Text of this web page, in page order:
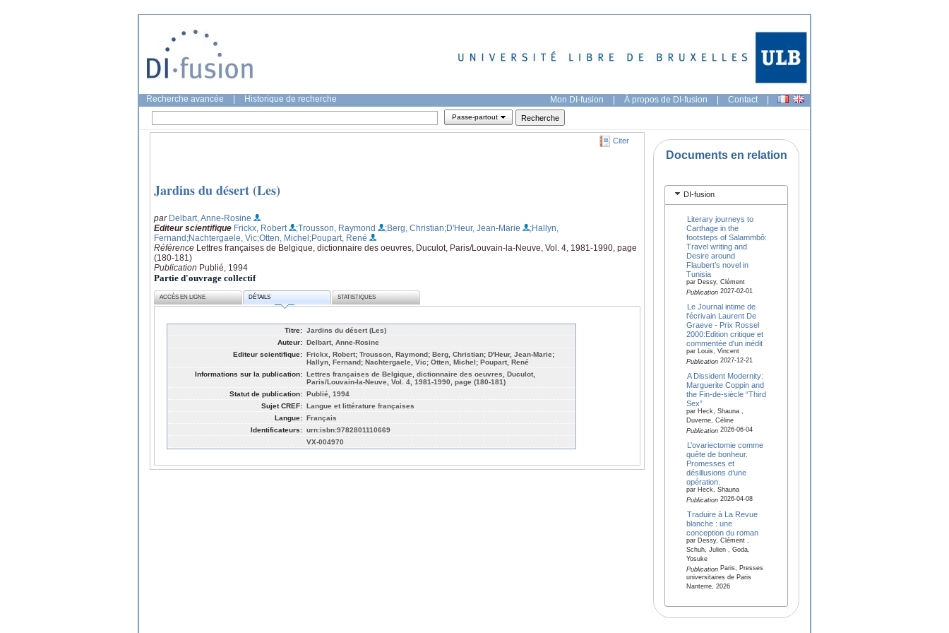
Recherche avancée Historique de recherche Mon DI-fusion | À propos de DI-fusion | Contact |
Passe-partout
Citer
Jardins du désert (Les)
par Delbart, Anne-Rosine
Editeur scientifique Frickx, Robert ;Trousson, Raymond ;Berg, Christian;D'Heur, Jean-Marie
;Hallyn,
Fernand;Nachtergaele, Vic;Otten, Michel;Poupart, René
Référence Lettres françaises de Belgique, dictionnaire des oeuvres, Duculot, Paris/Louvain-la-Neuve, Vol. 4, 1981-1990, page
(180-181)
Publication Publié, 1994
Partie d'ouvrage collectif
ACCÈS EN LIGNE DÉTAILS STATISTIQUES
Titre: Jardins du désert (Les)
Auteur: Delbart, Anne-Rosine
Editeur scientifique: Frickx, Robert; Trousson, Raymond; Berg, Christian; D'Heur, Jean-Marie;
Hallyn, Fernand; Nachtergaele, Vic; Otten, Michel; Poupart, René
Informations sur la publication: Lettres françaises de Belgique, dictionnaire des oeuvres, Duculot,
Paris/Louvain-la-Neuve, Vol. 4, 1981-1990, page (180-181)
Statut de publication: Publié, 1994
Sujet CREF: Langue et littérature françaises
Langue: Français
Identificateurs: urn:isbn:9782801110669
VX-004970
Documents en relation
DI-fusion
Literary journeys to
Carthage in the
footsteps of Salammbô:
Travel writing and
Desire around
Flaubert’s novel in
Tunisia
par Dessy, Clément
Publication2027-02-01
Le Journal intime de
l'écrivain Laurent De
Graeve - Prix Rossel
2000:Edition critique et
commentée d'un inédit
par Louis, Vincent
Publication2027-12-21
A Dissident Modernity:
Marguerite Coppin and
the Fin-de-siècle “Third
Sex”
par Heck, Shauna ,
Duverne, Céline
Publication2026-06-04
L’ovariectomie comme
quête de bonheur.
Promesses et
désillusions d’une
opération.
par Heck, Shauna
Publication2026-04-08
Traduire à La Revue
blanche : une
conception du roman
par Dessy, Clément ,
Schuh, Julien , Goda,
Yosuke
PublicationParis, Presses
universitaires de Paris
Nanterre, 2026